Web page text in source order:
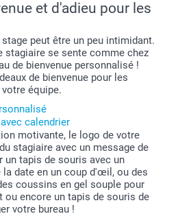
et d'adieu pour les
peut être un peu intimidant.
stagiaire se sente comme chez
de bienvenue personnalisé !
de bienvenue pour les
équipe.
calendrier
motivante, le logo de votre
stagiaire avec un message de
un tapis de souris avec un
la date en un coup d'œil, ou des
coussins en gel souple pour
ou encore un tapis de souris de
votre bureau !